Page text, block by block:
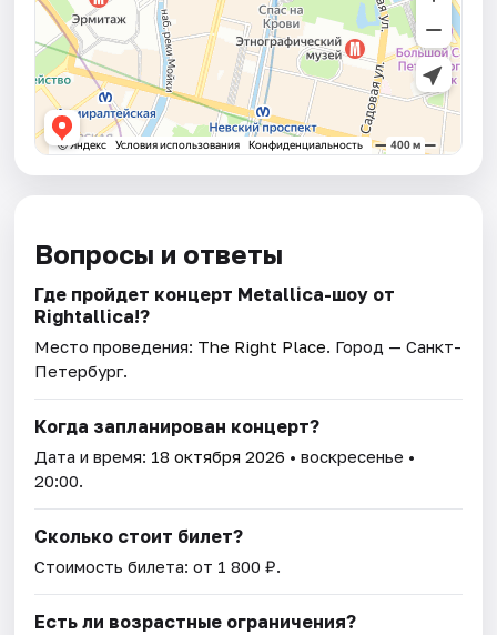
Вопросы и ответы
Где пройдет концерт Metallica-шоу от
Rightallica!?
Место проведения: The Right Place. Город — Санкт-
Петербург.
Когда запланирован концерт?
Дата и время: 18 октября 2026 • воскресенье •
20:00.
Сколько стоит билет?
Стоимость билета: от 1 800 ₽.
Есть ли возрастные ограничения?